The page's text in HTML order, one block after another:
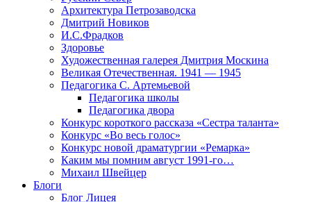
Архитектура Петрозаводска
Дмитрий Новиков
И.С.Фрадков
Здоровье
Художественная галерея Дмитрия Москина
Великая Отечественная. 1941 — 1945
Педагогика С. Артемьевой
Педагогика школы
Педагогика двора
Конкурс короткого рассказа «Сестра таланта»
Конкурс «Во весь голос»
Конкурс новой драматургии «Ремарка»
Каким мы помним август 1991-го…
Михаил Швейцер
Блоги
Блог Лицея